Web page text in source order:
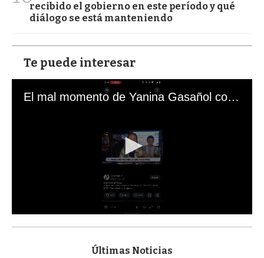
recibido el gobierno en este período y qué
diálogo se está manteniendo
Te puede interesar
El mal momento de Yanina Gasañol con un hincha argentino en "Subrayado"
s
Últimas Noticias